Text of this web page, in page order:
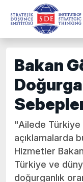
Bakan
"Ailede Türkiye
açıklamalarda
Hizmetler
Türkiye ve
doğurganlık